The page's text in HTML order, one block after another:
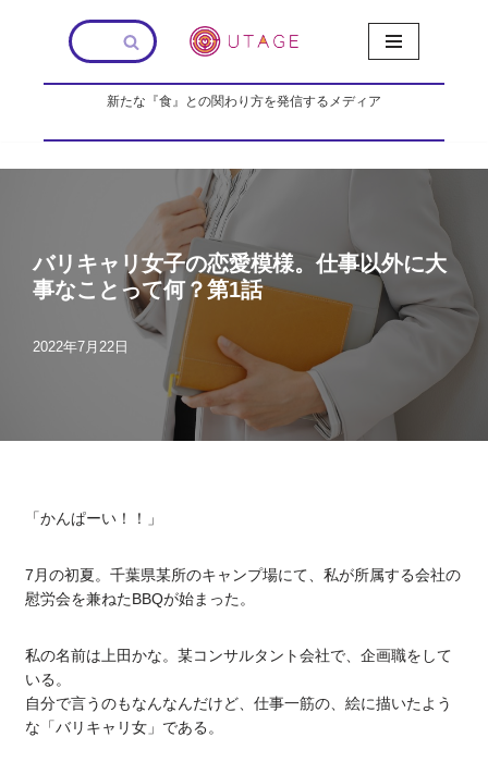
新たな『食』との関わり方を発信するメディア
バリキャリ女子の恋愛模様。仕事以外に大
事なことって何？第1話
2022年7月22日
「かんぱーい！！」
7月の初夏。千葉県某所のキャンプ場にて、私が所属する会社の
慰労会を兼ねたBBQが始まった。
私の名前は上田かな。某コンサルタント会社で、企画職をして
いる。
自分で言うのもなんなんだけど、仕事一筋の、絵に描いたよう
な「バリキャリ女」である。